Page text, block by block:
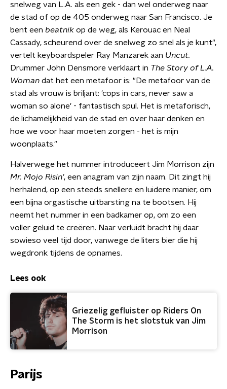
snelweg van L.A. als een gek - dan wel onderweg naar
de stad of op de 405 onderweg naar San Francisco. Je
bent een beatnik op de weg, als Kerouac en Neal
Cassady, scheurend over de snelweg zo snel als je kunt",
vertelt keyboardspeler Ray Manzarek aan Uncut.
Drummer John Densmore verklaart in The Story of L.A.
Woman dat het een metafoor is: "De metafoor van de
stad als vrouw is briljant: 'cops in cars, never saw a
woman so alone' - fantastisch spul. Het is metaforisch,
de lichamelijkheid van de stad en over haar denken en
hoe we voor haar moeten zorgen - het is mijn
woonplaats."
Halverwege het nummer introduceert Jim Morrison zijn
Mr. Mojo Risin', een anagram van zijn naam. Dit zingt hij
herhalend, op een steeds snellere en luidere manier, om
een bijna orgastische uitbarsting na te bootsen. Hij
neemt het nummer in een badkamer op, om zo een
voller geluid te creëren. Naar verluidt bracht hij daar
sowieso veel tijd door, vanwege de liters bier die hij
wegdronk tijdens de opnames.
Lees ook
Griezelig gefluister op Riders On
The Storm is het slotstuk van Jim
Morrison
Parijs